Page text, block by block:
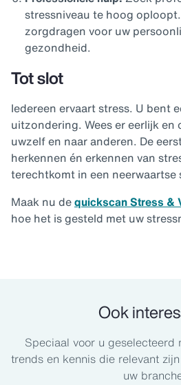
stressniveau te hoog
zorgdragen voor uw
gezondheid.
Tot slot
Iedereen ervaart stress. U bent
uitzondering. Wees er eerlijk en
uwzelf en naar anderen. De
herkennen én erkennen van
terechtkomt in een neerwaartse
Maak nu dequickscan Stress &
hoe het is gesteld met uw
Ook
Speciaal voor u geselecteerd
trends en kennis die relevant
uw